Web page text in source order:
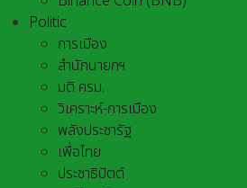
Politic
การเมือง
สำนักนายกฯ
มติ ครม.
วิเคราะห์-การเมือง
พลังประชารัฐ
เพื่อไทย
ประชาธิปัตต์